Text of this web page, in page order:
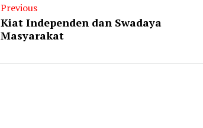
Previous
Kiat Independen dan Swadaya
Masyarakat